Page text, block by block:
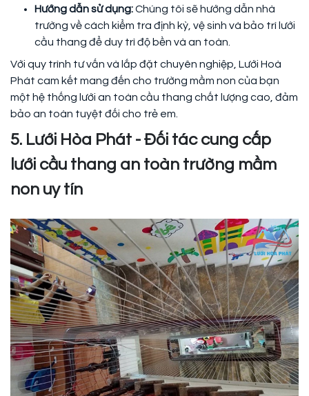
Hướng dẫn sử dụng:Chúng tôi sẽ hướng dẫn nhà
trường về cách kiểm tra định kỳ, vệ sinh và bảo trì lưới
cầu thang để duy trì độ bền và an toàn.
Với quy trình tư vấn và lắp đặt chuyên nghiệp, Lưới Hoà
Phát cam kết mang đến cho trường mầm non của bạn
một hệ thống lưới an toàn cầu thang chất lượng cao, đảm
bảo an toàn tuyệt đối cho trẻ em.
5. Lưới Hòa Phát - Đối tác cung cấp
lưới cầu thang an toàn trường mầm
non uy tín